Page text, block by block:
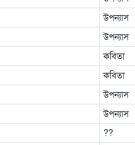
উপন্যাস
উপন্যাস
কবিতা
কবিতা
উপন্যাস
উপন্যাস
??